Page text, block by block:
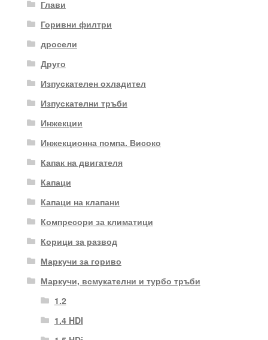
Глави
Горивни филтри
дросели
Друго
Изпускателен охладител
Изпускателни тръби
Инжекции
Инжекционна помпа. Високо
Капак на двигателя
Капаци
Капаци на клапани
Компресори за климатици
Корици за развод
Маркучи за гориво
Маркучи, всмукателни и турбо тръби
1.2
1.4 HDI